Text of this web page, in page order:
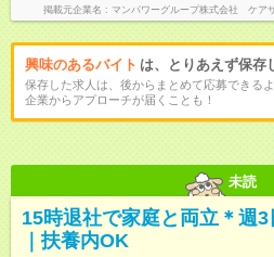
掲載元企業名 マンパワーグループ株式会社 ケア
興味のあるバイト は、とりあえず保存
保存した求人は、後からまとめて応募できるよ
企業からアプローチが届くことも！
未読
15時退社で家庭と両立＊週
｜扶養内OK